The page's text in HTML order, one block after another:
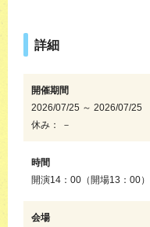
詳細
開催期間
2026/07/25 ～ 2026/07/25
休み： －
時間
開演14：00（開場13：00）
会場